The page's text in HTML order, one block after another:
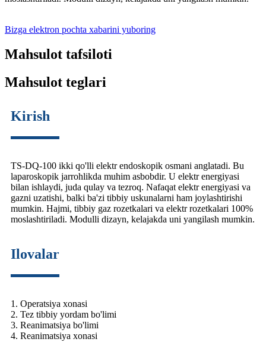
Bizga elektron pochta xabarini yuboring
Mahsulot tafsiloti
Mahsulot teglari
Kirish
TS-DQ-100 ikki qo'lli elektr endoskopik osmani anglatadi. Bu
laparoskopik jarrohlikda muhim asbobdir. U elektr energiyasi
bilan ishlaydi, juda qulay va tezroq. Nafaqat elektr energiyasi va
gazni uzatishi, balki ba'zi tibbiy uskunalarni ham joylashtirishi
mumkin. Hajmi, tibbiy gaz rozetkalari va elektr rozetkalari 100%
moslashtiriladi. Modulli dizayn, kelajakda uni yangilash mumkin.
Ilovalar
1. Operatsiya xonasi
2. Tez tibbiy yordam bo'limi
3. Reanimatsiya bo'limi
4. Reanimatsiya xonasi